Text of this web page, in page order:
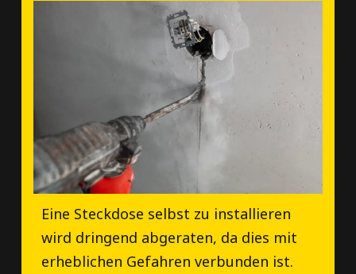
Eine Steckdose selbst zu installieren
wird dringend abgeraten, da dies mit
erheblichen Gefahren verbunden ist.